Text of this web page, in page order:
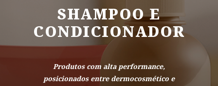
SHAMPOO E
CONDICIONADOR
Produtos com alta performance,
posicionados entre dermocosmético e